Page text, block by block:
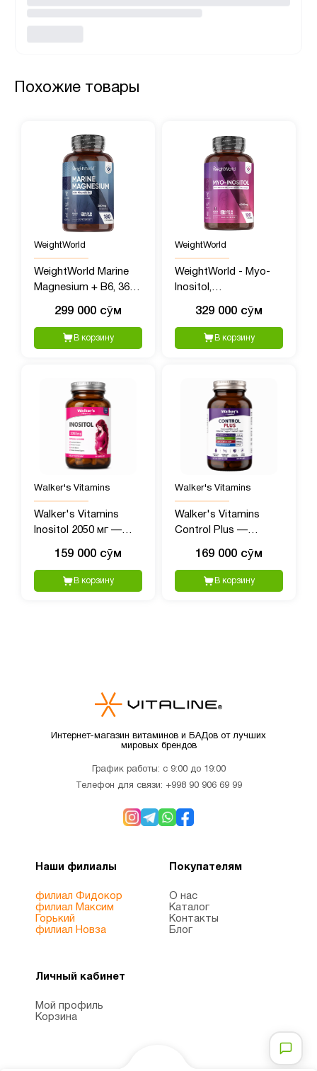
Похожие товары
WeightWorld
WeightWorld Marine
Magnesium + B6, 360
299 000 сӯм
В корзину
WeightWorld
WeightWorld - Myo-
Inositol,
Инозитолом, 4000 мг,
120 таблеток
329 000 сӯм
В корзину
Walker's Vitamins
Walker's Vitamins
Inositol 2050 мг —
женского здоровья,
90 капсул
159 000 сӯм
В корзину
Walker's Vitamins
Walker's Vitamins
Control Plus —
гормонального
баланса и
метаболизма, 90
169 000 сӯм
В корзину
Интернет-магазин витаминов и БАДов от лучших
мировых брендов
График работы: с 9:00 до 19:00
Телефон для связи: +998 90 906 69 99
Наши филиалы
филиал Фидокор
филиал Максим
Горький
филиал Новза
Покупателям
О нас
Каталог
Контакты
Блог
Личный кабинет
Мой профиль
Корзина